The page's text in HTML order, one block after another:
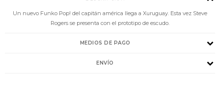
Un nuevo Funko Pop! del capitán américa llega a Xuruguay. Esta vez Steve
Rogers se presenta con el prototipo de escudo.
MEDIOS DE PAGO
ENVÍO